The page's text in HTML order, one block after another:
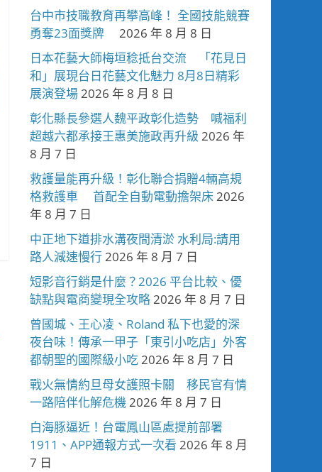
台中市技職教育再攀高峰！ 全國技能競賽
勇奪23面獎牌
2026 年 8 月 8 日
日本花藝大師梅垣稔抵台交流 「花見日
和」展現台日花藝文化魅力 8月8日精彩
展演登場2026 年 8 月 8 日
彰化縣長參選人魏平政彰化造勢 喊福利
超越六都承接王惠美施政再升級 2026 年
8 月 7 日
救護量能再升級！彰化聯合捐贈4輛高規
格救護車 首配全自動電動擔架床2026
年 8 月 7 日
中正地下道排水溝夜間清淤 水利局:請用
路人減速慢行2026 年 8 月 7 日
短影音行銷是什麼？2026 平台比較、優
缺點與電商變現全攻略2026 年 8 月 7 日
曾國城、王心凌、Roland 私下也愛的深
夜台味！傳承一甲子「東引小吃店」外客
都朝聖的國際級小吃2026 年 8 月 7 日
戰火無情約旦母女護照卡關 移民官有情
一路陪伴化解危機2026 年 8 月 7 日
白海豚逼近！台電鳳山區處提前部署
1911、APP通報方式一次看 2026 年 8 月
7 日